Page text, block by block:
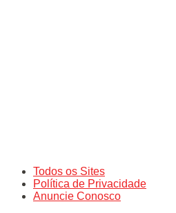
Todos os Sites
Política de Privacidade
Anuncie Conosco